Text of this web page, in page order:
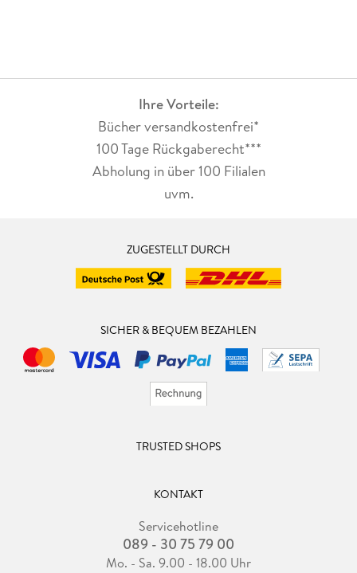
Ihre Vorteile:
Bücher versandkostenfrei*
100 Tage Rückgaberecht***
Abholung in über 100 Filialen
uvm.
ZUGESTELLT DURCH
SICHER & BEQUEM BEZAHLEN
TRUSTED SHOPS
KONTAKT
Servicehotline
089 - 30 75 79 00
Mo. - Sa. 9.00 - 18.00 Uhr